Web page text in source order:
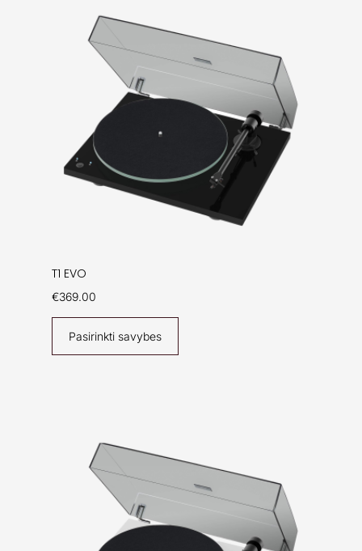
T1 EVO
€369.00
Pasirinkti savybes